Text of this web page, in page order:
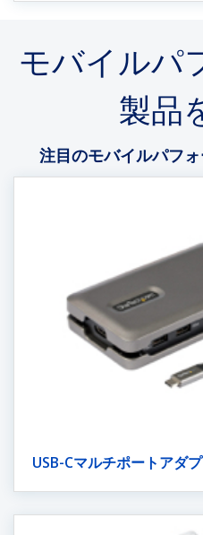
モバイルパ
製品
注目のモバイルパフ
USB-Cマルチポートアダ